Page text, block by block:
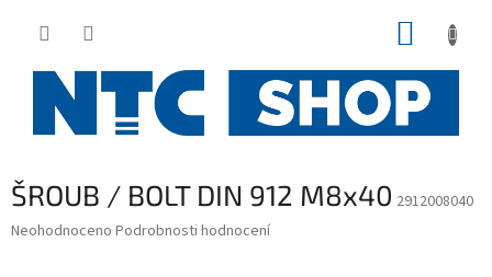
ŠROUB / BOLT DIN 912 M8x40 2912008040
Průměrné
Neohodnoceno Podrobnosti hodnocení